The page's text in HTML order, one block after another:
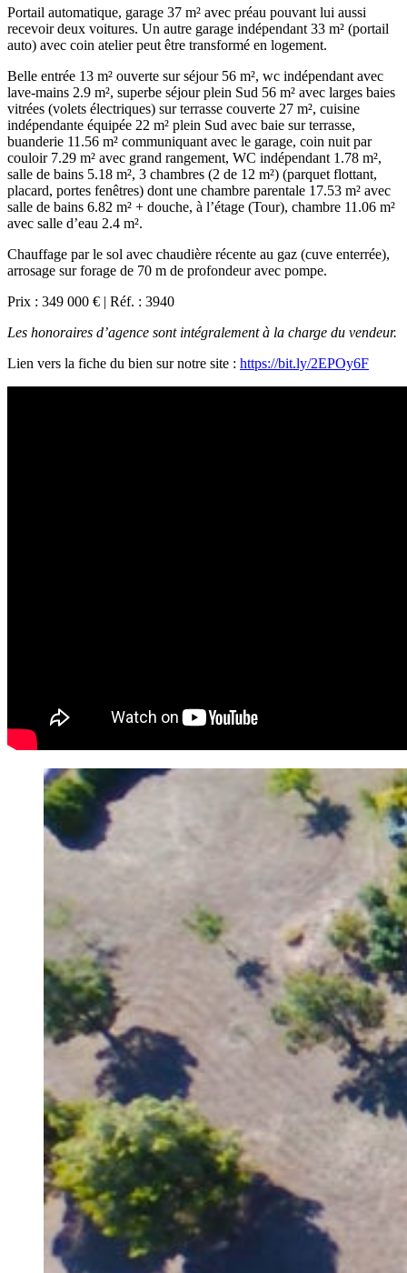
Portail automatique, garage 37 m² avec préau pouvant lui aussi
recevoir deux voitures. Un autre garage indépendant 33 m² (portail
auto) avec coin atelier peut être transformé en logement.
Belle entrée 13 m² ouverte sur séjour 56 m², wc indépendant avec
lave-mains 2.9 m², superbe séjour plein Sud 56 m² avec larges baies
vitrées (volets électriques) sur terrasse couverte 27 m², cuisine
indépendante équipée 22 m² plein Sud avec baie sur terrasse,
buanderie 11.56 m² communiquant avec le garage, coin nuit par
couloir 7.29 m² avec grand rangement, WC indépendant 1.78 m²,
salle de bains 5.18 m², 3 chambres (2 de 12 m²) (parquet flottant,
placard, portes fenêtres) dont une chambre parentale 17.53 m² avec
salle de bains 6.82 m² + douche, à l’étage (Tour), chambre 11.06 m²
avec salle d’eau 2.4 m².
Chauffage par le sol avec chaudière récente au gaz (cuve enterrée),
arrosage sur forage de 70 m de profondeur avec pompe.
Prix : 349 000 € | Réf. : 3940
Les honoraires d’agence sont intégralement à la charge du vendeur.
Lien vers la fiche du bien sur notre site : https://bit.ly/2EPOy6F